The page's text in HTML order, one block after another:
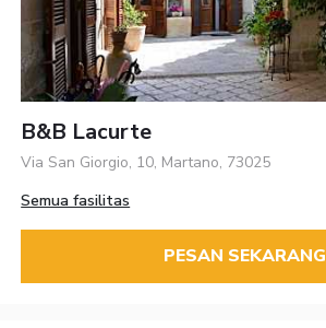
B&B Lacurte
Via San Giorgio, 10, Martano, 73025
Semua fasilitas
PESAN SEKARANG